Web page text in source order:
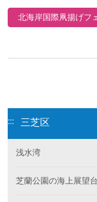
北海岸国際凧揚げフ
::: 三芝区
浅水湾
芝蘭公園の海上展望台